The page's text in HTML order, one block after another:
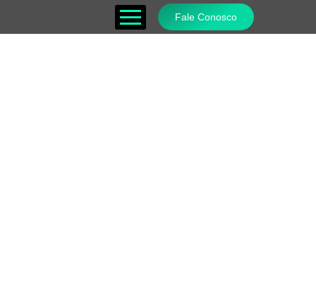
Fale Conosco